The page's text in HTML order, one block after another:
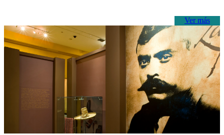
Ver más